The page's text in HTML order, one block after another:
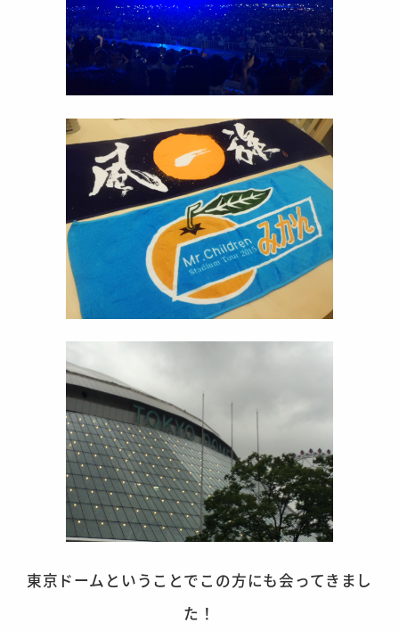
東京ドームということでこの方にも会ってきまし
た！